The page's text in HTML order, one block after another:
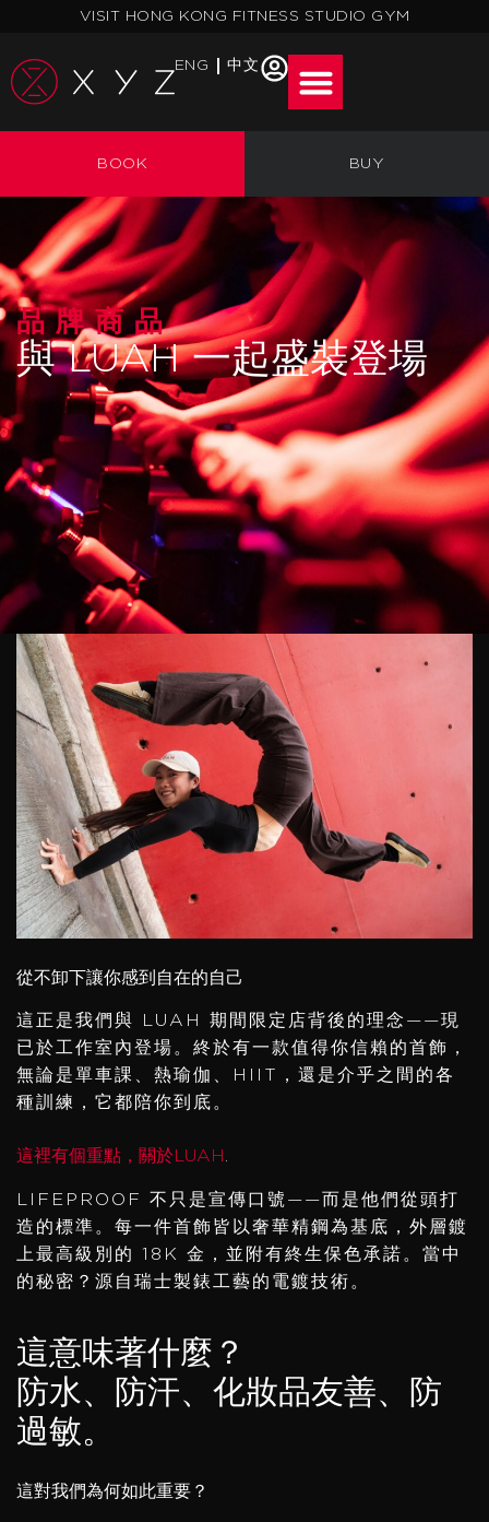
主
要
VISIT HONG KONG FITNESS STUDIO GYM
ENG 中文
BOOK BUY
品牌商品
與 LUAH 一起盛裝登場
從不卸下讓你感到自在的自己
這正是我們與 LUAH 期間限定店背後的理念——現
已於工作室內登場。終於有一款值得你信賴的首飾，
無論是單車課、熱瑜伽、HIIT，還是介乎之間的各
種訓練，它都陪你到底。
這裡有個重點，關於LUAH .
LIFEPROOF 不只是宣傳口號——而是他們從頭打
造的標準。每一件首飾皆以奢華精鋼為基底，外層鍍
上最高級別的 18K 金，並附有終生保色承諾。當中
的秘密？源自瑞士製錶工藝的電鍍技術。
這意味著什麼？
防水、防汗、化妝品友善、防
過敏。
這對我們為何如此重要？